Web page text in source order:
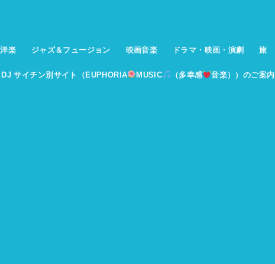
洋楽 ジャズ＆フュージョン 映画音楽 ドラマ・映画・演劇 旅
DJ サイチン別サイト（EUPHORIA MUSIC （多幸感 音楽））のご案内